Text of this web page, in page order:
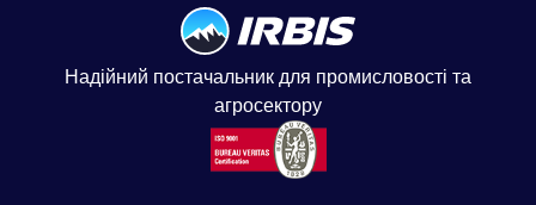
Надійний постачальник для промисловості та
агросектору